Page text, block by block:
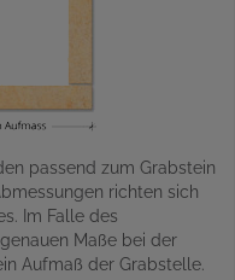
passend zum Grabstein
richten sich
Im Falle des
Maße bei der
Aufmaß der Grabstelle.